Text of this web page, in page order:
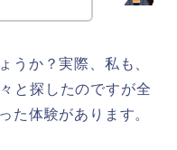
うか？実際、私も、
と探したのですが全
た体験があります。